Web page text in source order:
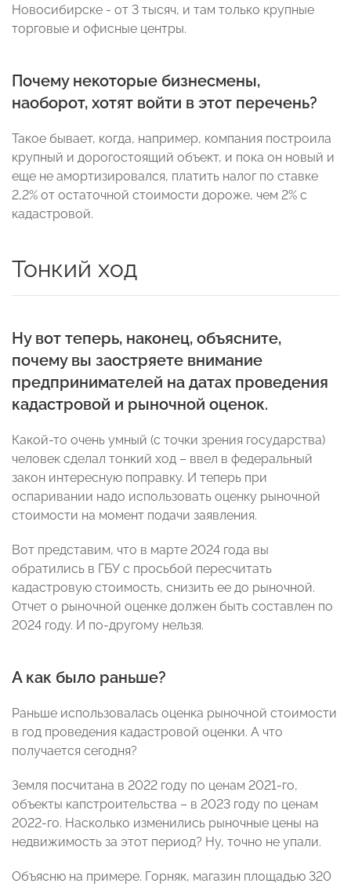
Новосибирске - от 3 тысяч, и там только крупные
торговые и офисные центры.
Почему некоторые бизнесмены,
наоборот, хотят войти в этот перечень?
Такое бывает, когда, например, компания построила
крупный и дорогостоящий объект, и пока он новый и
еще не амортизировался, платить налог по ставке
2,2% от остаточной стоимости дороже, чем 2% с
кадастровой.
Тонкий ход
Ну вот теперь, наконец, объясните,
почему вы заостряете внимание
предпринимателей на датах проведения
кадастровой и рыночной оценок.
Какой-то очень умный (с точки зрения государства)
человек сделал тонкий ход – ввел в федеральный
закон интересную поправку. И теперь при
оспаривании надо использовать оценку рыночной
стоимости на момент подачи заявления.
Вот представим, что в марте 2024 года вы
обратились в ГБУ с просьбой пересчитать
кадастровую стоимость, снизить ее до рыночной.
Отчет о рыночной оценке должен быть составлен по
2024 году. И по-другому нельзя.
А как было раньше?
Раньше использовалась оценка рыночной стоимости
в год проведения кадастровой оценки. А что
получается сегодня?
Земля посчитана в 2022 году по ценам 2021-го,
объекты капстроительства – в 2023 году по ценам
2022-го. Насколько изменились рыночные цены на
недвижимость за этот период? Ну, точно не упали.
Объясню на примере. Горняк, магазин площадью 320